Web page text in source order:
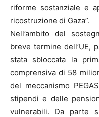
riforme sostanziale e
ricostruzione di Gaza”.
Nell’ambito del
breve termine dell’UE,
stata sbloccata la
comprensiva di 58
del meccanismo
stipendi e delle
vulnerabili. Da parte